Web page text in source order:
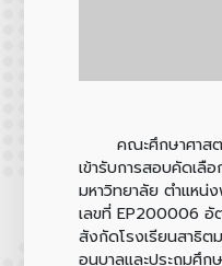
คณะศึกษาศาสตร์
เข้ารับการสอบคัดเลื
มหาวิทยาลัย ตำแหน่
เลขที่ EP200006 อั
สังกัดโรงเรียนสาธิต
อนุบาลและประถมศึ